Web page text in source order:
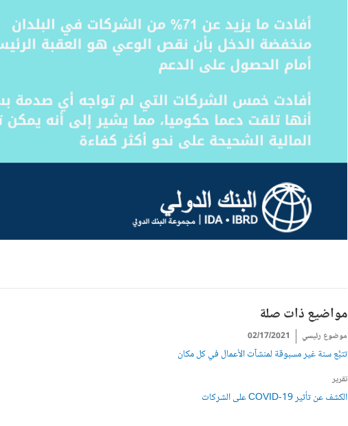
مواضيع ذات صلة
موضوع رئيسي 02/17/2021
تتبَّع سنة غير مسبوقة لمنشآت الأعمال في كل مكان
تقرير
الكشف عن تأثير COVID-19 على الشركات